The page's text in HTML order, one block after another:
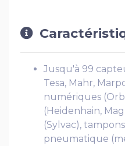
Jusqu'à 99
Tesa, Mahr,
numériques
(Heidenhain,
(Sylvac),
pneumatique